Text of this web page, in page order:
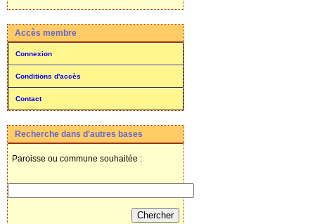
Accès membre
Connexion
Conditions d'accès
Contact
Recherche dans d'autres bases
Paroisse ou commune souhaitée :